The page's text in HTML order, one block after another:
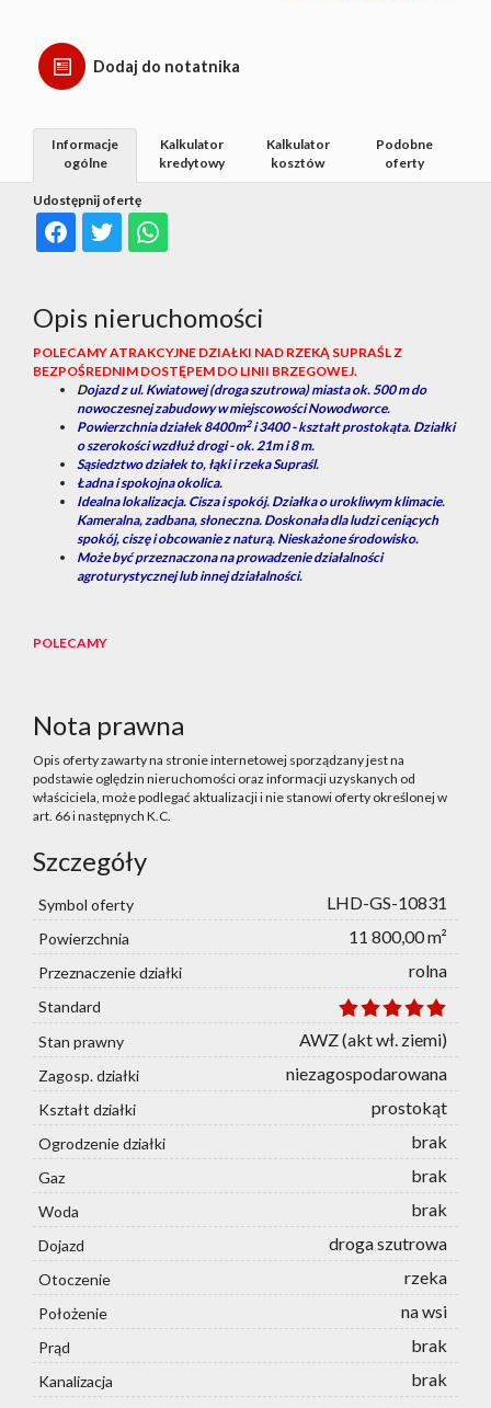
Dodaj do notatnika
Udostępnij ofertę
Informacje
ogólne
Kalkulator
kredytowy
Kalkulator
kosztów
Podobne
oferty
Opis nieruchomości
POLECAMY ATRAKCYJNE DZIAŁKI NAD RZEKĄ SUPRAŚL Z
BEZPOŚREDNIM DOSTĘPEM DO LINII BRZEGOWEJ.
Dojazd z ul. Kwiatowej (droga szutrowa) miasta ok. 500 m do
nowoczesnej zabudowy w miejscowości Nowodworce.
Powierzchnia działek 8400m2i 3400 - kształt prostokąta. Działki
o szerokości wzdłuż drogi - ok. 21m i 8 m.
Sąsiedztwo działek to, łąki i rzeka Supraśl.
Ładna i spokojna okolica.
Idealna lokalizacja. Cisza i spokój. Działka o urokliwym klimacie.
Kameralna, zadbana, słoneczna. Doskonała dla ludzi ceniących
spokój, ciszę i obcowanie z naturą. Nieskażone środowisko.
Może być przeznaczona na prowadzenie działalności
agroturystycznej lub innej działalności.
POLECAMY
Nota prawna
Opis oferty zawarty na stronie internetowej sporządzany jest na
podstawie oględzin nieruchomości oraz informacji uzyskanych od
właściciela, może podlegać aktualizacji i nie stanowi oferty określonej w
art. 66 i następnych K.C.
Szczegóły
Symbol oferty LHD-GS-10831
Powierzchnia 11 800,00 m²
Przeznaczenie działki rolna
Standard
Stan prawny
AWZ (akt wł. ziemi)
Zagosp. działki niezagospodarowana
Kształt działki prostokąt
Ogrodzenie działki brak
Gaz brak
Woda brak
Dojazd droga szutrowa
Otoczenie rzeka
Położenie na wsi
Prąd brak
Kanalizacja brak